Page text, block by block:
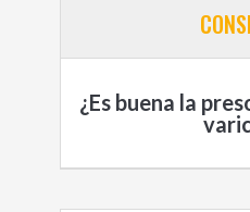
¿Es buena la